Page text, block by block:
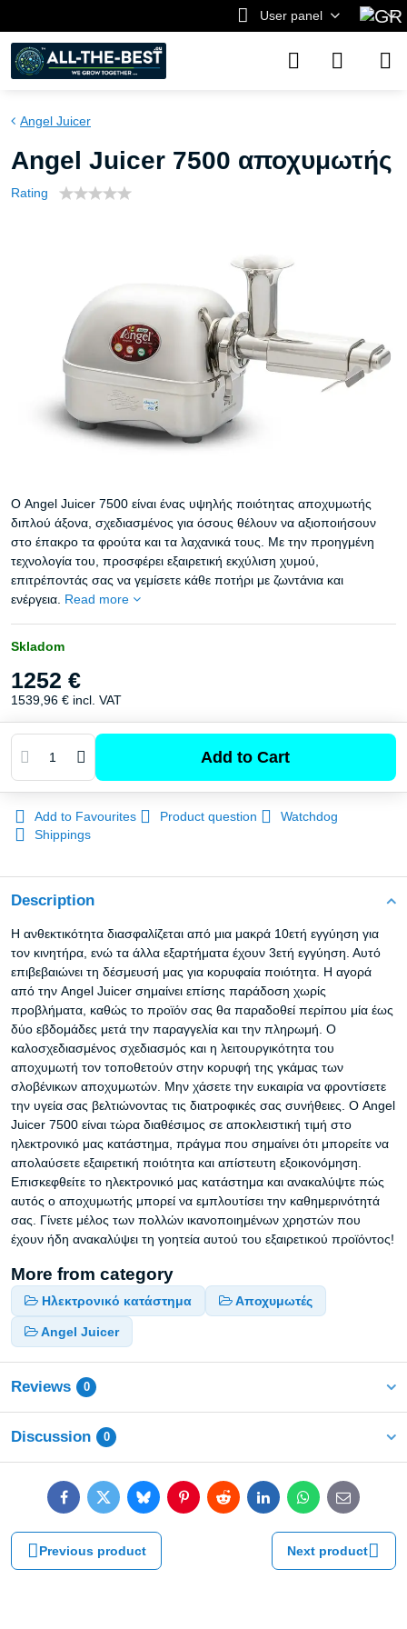
User panel
Angel Juicer
Angel Juicer 7500 αποχυμωτής
Rating
Ο Angel Juicer 7500 είναι ένας υψηλής ποιότητας αποχυμωτής
διπλού άξονα, σχεδιασμένος για όσους θέλουν να αξιοποιήσουν
στο έπακρο τα φρούτα και τα λαχανικά τους. Με την προηγμένη
τεχνολογία του, προσφέρει εξαιρετική εκχύλιση χυμού,
επιτρέποντάς σας να γεμίσετε κάθε ποτήρι με ζωντάνια και
ενέργεια. Read more
Skladom
1252 €
1539,96 € incl. VAT
Add to Cart
Add to Favourites Product question
Watchdog
Shippings
Description
Η ανθεκτικότητα διασφαλίζεται από μια μακρά 10ετή εγγύηση για
τον κινητήρα, ενώ τα άλλα εξαρτήματα έχουν 3ετή εγγύηση. Αυτό
επιβεβαιώνει τη δέσμευσή μας για κορυφαία ποιότητα. Η αγορά
από την Angel Juicer σημαίνει επίσης παράδοση χωρίς
προβλήματα, καθώς το προϊόν σας θα παραδοθεί περίπου μία έως
δύο εβδομάδες μετά την παραγγελία και την πληρωμή. Ο
καλοσχεδιασμένος σχεδιασμός και η λειτουργικότητα του
αποχυμωτή τον τοποθετούν στην κορυφή της γκάμας των
σλοβένικων αποχυμωτών. Μην χάσετε την ευκαιρία να φροντίσετε
την υγεία σας βελτιώνοντας τις διατροφικές σας συνήθειες. Ο Angel
Juicer 7500 είναι τώρα διαθέσιμος σε αποκλειστική τιμή στο
ηλεκτρονικό μας κατάστημα, πράγμα που σημαίνει ότι μπορείτε να
απολαύσετε εξαιρετική ποιότητα και απίστευτη εξοικονόμηση.
Επισκεφθείτε το ηλεκτρονικό μας κατάστημα και ανακαλύψτε πώς
αυτός ο αποχυμωτής μπορεί να εμπλουτίσει την καθημερινότητά
σας. Γίνετε μέλος των πολλών ικανοποιημένων χρηστών που
έχουν ήδη ανακαλύψει τη γοητεία αυτού του εξαιρετικού προϊόντος!
More from category
Ηλεκτρονικό κατάστημα Αποχυμωτές
Angel Juicer
Reviews 0
Discussion 0
FacebookTwitterBlueskyPinterestRedditLinkedInWhatsApp
E-
mail
Previous product Next product